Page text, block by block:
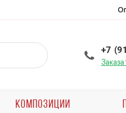
+7
КОМПОЗИЦИИ